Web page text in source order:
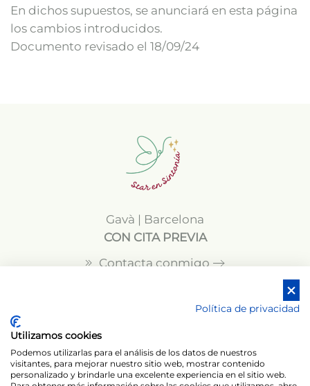
En dichos supuestos, se anunciará en esta página
los cambios introducidos.
Documento revisado el 18/09/24
Gavà | Barcelona
CON CITA PREVIA
Contacta conmigo
Contacto
Política de cookies
Política de privacidad
Utilizamos cookies
Podemos utilizarlas para el análisis de los datos de nuestros
visitantes, para mejorar nuestro sitio web, mostrar contenido
personalizado y brindarle una excelente experiencia en el sitio web.